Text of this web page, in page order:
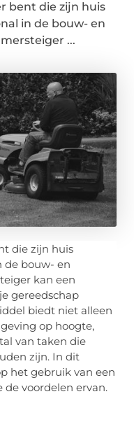
bent die zijn huis
in de bouw- en
...
die zijn huis
de bouw- en
kan een
gereedschap
biedt niet alleen
op hoogte,
van taken die
zijn. In dit
het gebruik van een
voordelen ervan.